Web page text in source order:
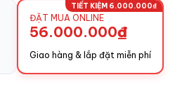
TIẾT KIỆM 6.000.000₫
ĐẶT MUA ONLINE
56.000.000₫
Giao hàng & lắp đặt miễn phí